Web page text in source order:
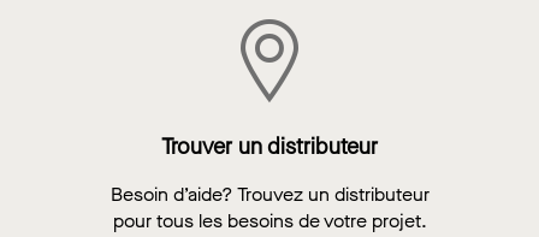
Trouver un distributeur
Besoin d’aide? Trouvez un distributeur
pour tous les besoins de votre projet.